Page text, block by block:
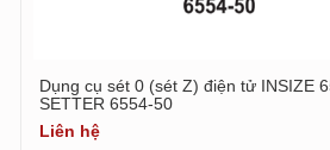
Dụng cụ sét 0 (sét Z) điện tử INSIZE
SETTER 6554-50
Liên hệ